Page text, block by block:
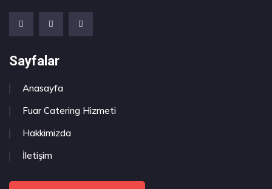
Sayfalar
Anasayfa
Fuar Catering Hizmeti
Hakkimizda
İletişim